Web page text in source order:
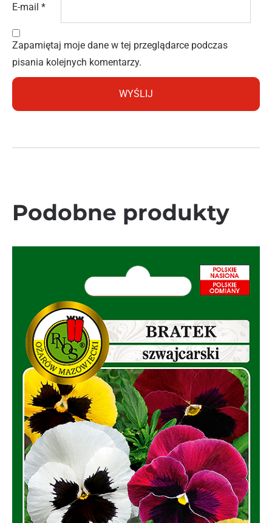
E-mail *
Zapamiętaj moje dane w tej przeglądarce podczas
pisania kolejnych komentarzy.
Podobne produkty